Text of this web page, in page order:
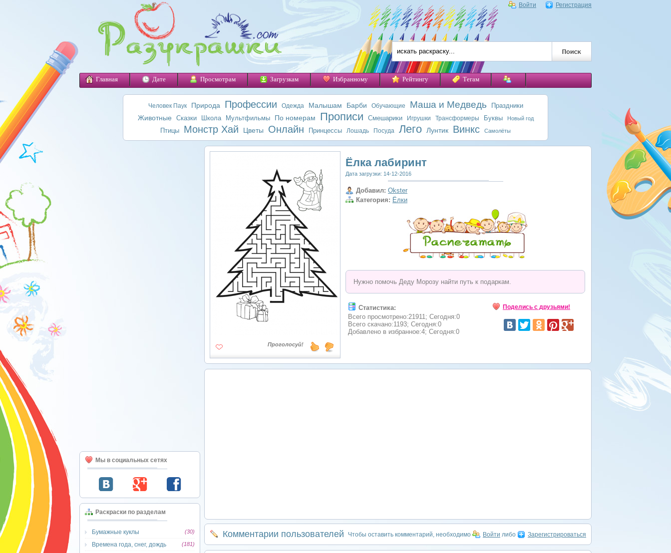
Войти Регистрация
Главная Дате Просмотрам Загрузкам Избранному Рейтингу Тегам
Человек Паук Природа Профессии Одежда Малышам Барби Обучающие Маша и Медведь Праздники
Животные Сказки Школа Мультфильмы По номерам Прописи Смешарики Игрушки Трансформеры Буквы Новый год
Птицы Монстр Хай Цветы Онлайн Принцессы Лошадь Посуда Лего Лунтик Винкс Самолёты
Мы в социальных сетях
Раскраски по разделам
Бумажные куклы (30)
Времена года, снег, дождь (181)
Проголосуй!
Ёлка лабиринт
Дата загрузки: 14-12-2016
Добавил: Okster
Категория: Ёлки
Нужно помочь Деду Морозу найти путь к подаркам.
Статистика:
Всего просмотрено:21911; Сегодня:0
Всего скачано:1193; Сегодня:0
Добавлено в избранное:4; Сегодня:0
Поделись с друзьями!
Комментарии пользователей Чтобы оставить комментарий, необходимо Войти либо Зарегистрироваться